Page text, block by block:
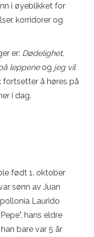
i øyeblikket for
korridorer og
er: Dødelighet,
leppeneog jeg vil
fortsetter å høres på
i dag.
født 1. oktober
sønn av Juan
Laurido
hans eldre
bare var 5 år